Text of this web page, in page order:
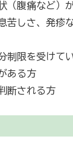
（腹痛など）
苦しさ、発疹
制限を受けて
ある方
断される方